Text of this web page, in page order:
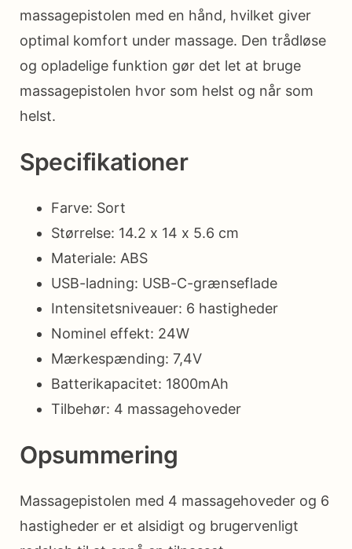
massagepistolen med en hånd, hvilket giver
optimal komfort under massage. Den trådløse
og opladelige funktion gør det let at bruge
massagepistolen hvor som helst og når som
helst.
Specifikationer
Farve: Sort
Størrelse: 14.2 x 14 x 5.6 cm
Materiale: ABS
USB-ladning: USB-C-grænseflade
Intensitetsniveauer: 6 hastigheder
Nominel effekt: 24W
Mærkespænding: 7,4V
Batterikapacitet: 1800mAh
Tilbehør: 4 massagehoveder
Opsummering
Massagepistolen med 4 massagehoveder og 6
hastigheder er et alsidigt og brugervenligt